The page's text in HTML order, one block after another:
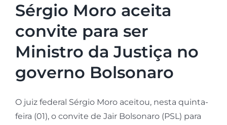
Sérgio Moro aceita
convite para ser
Ministro da Justiça no
governo Bolsonaro
O juiz federal Sérgio Moro aceitou, nesta quinta-
feira (01), o convite de Jair Bolsonaro (PSL) para